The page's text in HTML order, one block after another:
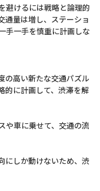
避けるには戦略と論理的
通量は増し、ステーショ
手一手を慎重に計画しな
の高い新たな交通パズル
的に計画して、渋滞を解
や車に乗せて、交通の流
にしか動けないため、渋